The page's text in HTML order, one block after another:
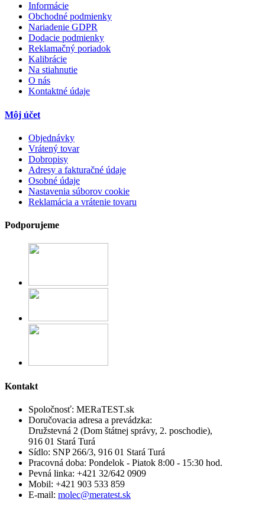
Informácie
Obchodné podmienky
Nariadenie GDPR
Dodacie podmienky
Reklamačný poriadok
Kalibrácie
Na stiahnutie
O nás
Kontaktné údaje
Môj účet
Objednávky
Vrátený tovar
Dobropisy
Adresy a fakturačné údaje
Osobné údaje
Nastavenia súborov cookie
Reklamácia a vrátenie tovaru
Podporujeme
Kontakt
Spoločnosť: MERaTEST.sk
Doručovacia adresa a prevádzka:
Družstevná 2 (Dom štátnej správy, 2. poschodie),
916 01 Stará Turá
Sídlo: SNP 266/3, 916 01 Stará Turá
Pracovná doba: Pondelok - Piatok 8:00 - 15:30 hod.
Pevná linka: +421 32/642 0909
Mobil: +421 903 533 859
E-mail: molec@meratest.sk